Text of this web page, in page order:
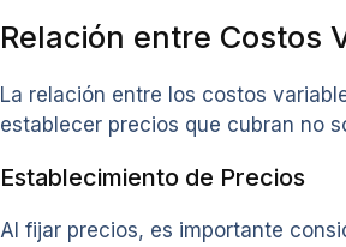
Relación entre Costos
La relación entre los costos
establecer precios que cubran no
Establecimiento de Precios
Al fijar precios, es importante